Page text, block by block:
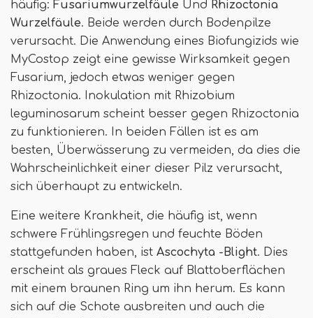
häufig: Fusariumwurzelfäule Und Rhizoctonia
Wurzelfäule. Beide werden durch Bodenpilze
verursacht. Die Anwendung eines Biofungizids wie
MyCostop zeigt eine gewisse Wirksamkeit gegen
Fusarium, jedoch etwas weniger gegen
Rhizoctonia. Inokulation mit Rhizobium
leguminosarum scheint besser gegen Rhizoctonia
zu funktionieren. In beiden Fällen ist es am
besten, Überwässerung zu vermeiden, da dies die
Wahrscheinlichkeit einer dieser Pilz verursacht,
sich überhaupt zu entwickeln.
Eine weitere Krankheit, die häufig ist, wenn
schwere Frühlingsregen und feuchte Böden
stattgefunden haben, ist Ascochyta -Blight. Dies
erscheint als graues Fleck auf Blattoberflächen
mit einem braunen Ring um ihn herum. Es kann
sich auf die Schote ausbreiten und auch die